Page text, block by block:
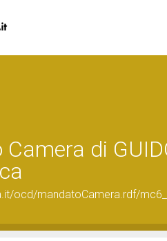
di
ocd/mandatoCamera.rdf/